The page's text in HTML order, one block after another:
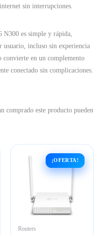
sin interrupciones.
es simple y rápida,
usuario, incluso sin experiencia
convierte en un complemento
conectado sin complicaciones.
comprado este producto pueden
¡OFERTA!
¡OFERTA!
Routers